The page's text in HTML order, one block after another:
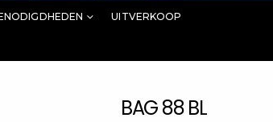
UITVERKOOP
BAG 88 BL